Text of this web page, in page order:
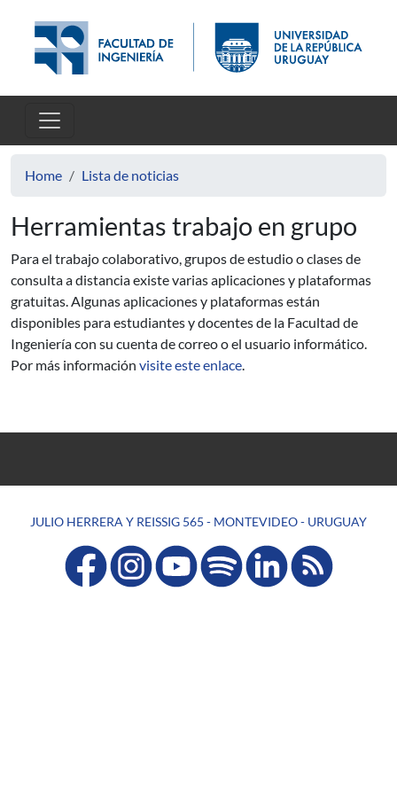
Home Lista de noticias
Herramientas trabajo en grupo
Para el trabajo colaborativo, grupos de estudio o clases de
consulta a distancia existe varias aplicaciones y plataformas
gratuitas. Algunas aplicaciones y plataformas están
disponibles para estudiantes y docentes de la Facultad de
Ingeniería con su cuenta de correo o el usuario informático.
Por más información visite este enlace.
JULIO HERRERA Y REISSIG 565 - MONTEVIDEO - URUGUAY